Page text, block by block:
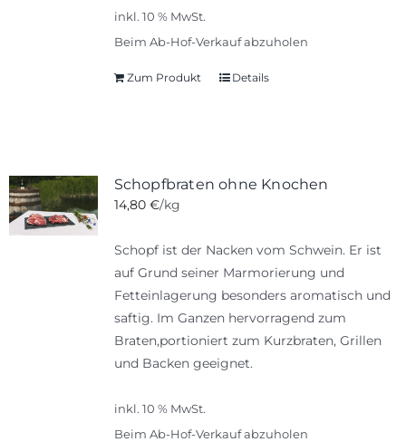
inkl. 10 % MwSt.
Beim Ab-Hof-Verkauf abzuholen
Zum Produkt Details
Schopfbraten ohne Knochen
14,80 €/kg
Schopf ist der Nacken vom Schwein. Er ist
auf Grund seiner Marmorierung und
Fetteinlagerung besonders aromatisch und
saftig. Im Ganzen hervorragend zum
Braten,portioniert zum Kurzbraten, Grillen
und Backen geeignet.
inkl. 10 % MwSt.
Beim Ab-Hof-Verkauf abzuholen